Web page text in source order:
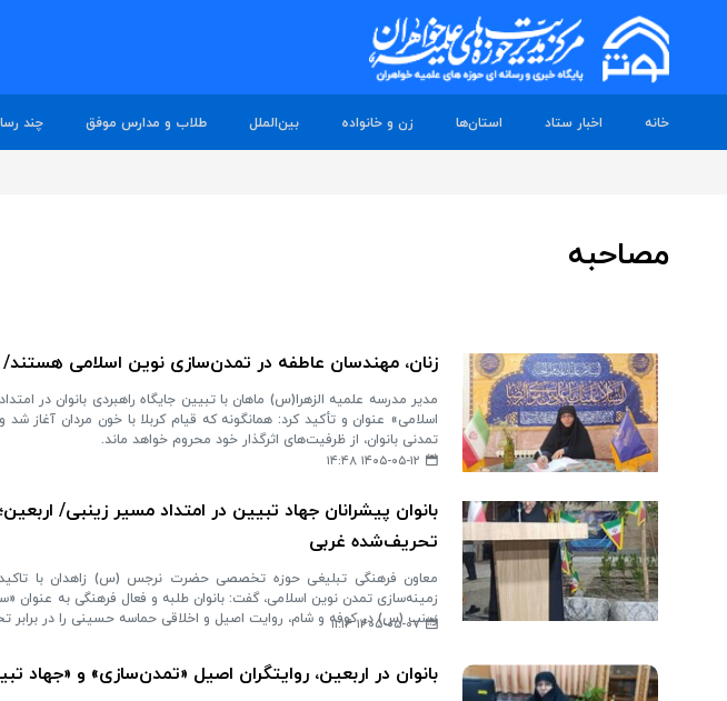
خانه اخبار ستاد استان‌ها زن و خانواده بین‌الملل طلاب و مدارس موفق چند
مصاحبه
زنان، مهندسان عاطفه در تمدن‌سازی نوین اسلامی
مدیر مدرسه علمیه الزهرا(س) ماهان با تبیین جایگاه راهبردی بانوان در
اسلامی» عنوان و تأکید کرد: همانگونه که قیام کربلا با خون مردان آغاز شد
تمدنی بانوان، از ظرفیت‌های اثرگذار خود محروم خواهد ماند.
۱۴۰۵-۰۵-۱۲ ۱۴:۴۸
بانوان پیشرانان جهاد تبیین در امتداد مسیر زینبی/
تحریف‌شده غربی
معاون فرهنگی تبلیغی حوزه تخصصی حضرت نرجس (س) زاهدان با تاکید
زمینه‌سازی تمدن نوین اسلامی، گفت: بانوان طلبه و فعال فرهنگی به عنوان
زینب (س) در کوفه و شام، روایت اصیل و اخلاقی حماسه حسینی را در برابر
۱۴۰۵-۰۵-۰۷ ۱۱:۱۴
بانوان در اربعین، روایتگران اصیل «تمدن‌سازی» و «جهاد